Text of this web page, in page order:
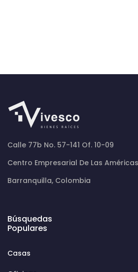
Calle 77b No. 57-141 Of. 10-09
Centro Empresarial De Las Américas
Barranquilla, Colombia
Búsquedas
Populares
Casas